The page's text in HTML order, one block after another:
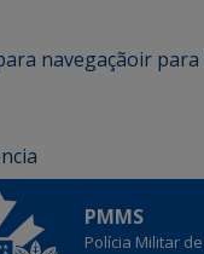
navegaçãoir para
PMMS
Polícia Militar